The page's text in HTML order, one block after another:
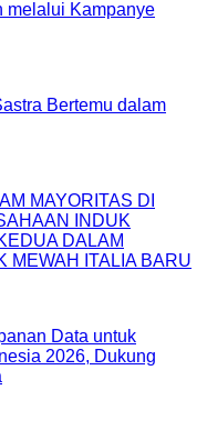
melalui Kampanye
Bertemu dalam
MAYORITAS DI
INDUK
DALAM
MEWAH ITALIA BARU
Data untuk
2026, Dukung